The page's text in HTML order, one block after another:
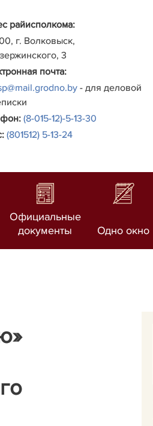
райисполкома:
г. Волковыск,
3
почта:
- для деловой
(8-015-12)-5-13-30
(801512) 5-13-24
Официальные
документы
Одно окно